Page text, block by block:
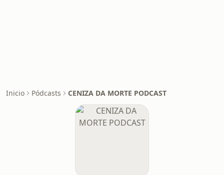
Inicio Pódcasts CENIZA DA MORTE PODCAST